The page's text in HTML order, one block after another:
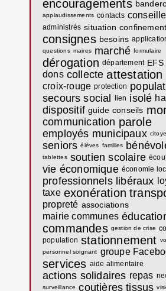
encouragements
applaudissements contacts
administrés situation confinement
consignes besoins
questions maires marché formulaire
dérogation département EFS
dons collecte attestation
croix-rouge protection
secours social lien isolé
dispositif guide conseils
communication parole
employés municipaux
seniors élèves familles
tablettes soutien scolaire
vie économique économie
professionnels libéraux
taxe exonération
propreté associations
mairie communes
commandes gestion de crise
population stationnement
personnel soignant groupe
services aide alimentaire
actions solidaires repas
surveillance coutières tissus